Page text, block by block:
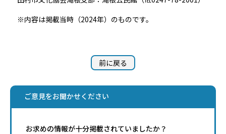
※内容は掲載当時（2024年）のものです。
前に戻る
ご意見をお聞かせください
お求めの情報が十分掲載されていましたか？